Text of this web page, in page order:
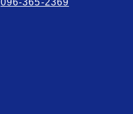
096-365-2369